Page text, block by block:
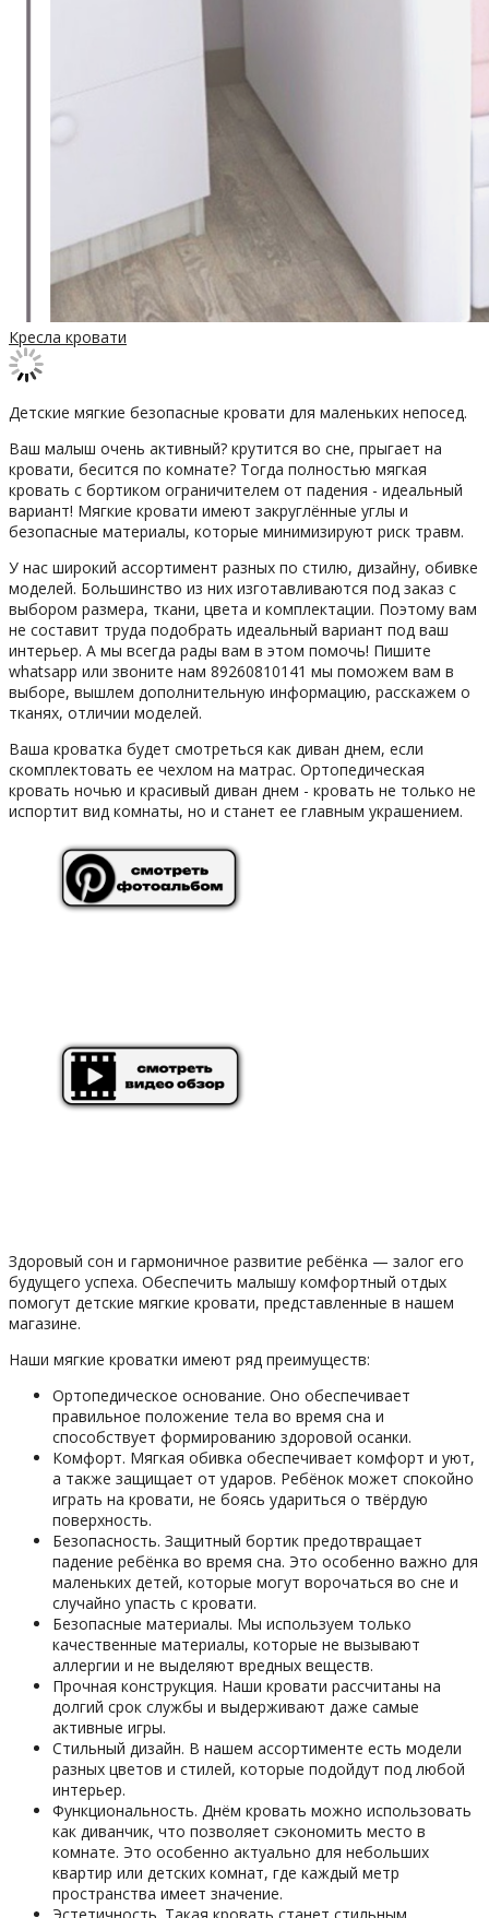
Кресла кровати
Детские мягкие безопасные кровати для маленьких непосед.
Ваш малыш очень активный? крутится во сне, прыгает на
кровати, бесится по комнате? Тогда полностью мягкая
кровать с бортиком ограничителем от падения - идеальный
вариант! Мягкие кровати имеют закруглённые углы и
безопасные материалы, которые минимизируют риск травм.
У нас широкий ассортимент разных по стилю, дизайну, обивке
моделей. Большинство из них изготавливаются под заказ с
выбором размера, ткани, цвета и комплектации. Поэтому вам
не составит труда подобрать идеальный вариант под ваш
интерьер. А мы всегда рады вам в этом помочь! Пишите
whatsapp или звоните нам 89260810141 мы поможем вам в
выборе, вышлем дополнительную информацию, расскажем о
тканях, отличии моделей.
Ваша кроватка будет смотреться как диван днем, если
скомплектовать ее чехлом на матрас. Ортопедическая
кровать ночью и красивый диван днем - кровать не только не
испортит вид комнаты, но и станет ее главным украшением.
Здоровый сон и гармоничное развитие ребёнка — залог его
будущего успеха. Обеспечить малышу комфортный отдых
помогут детские мягкие кровати, представленные в нашем
магазине.
Наши мягкие кроватки имеют ряд преимуществ:
Ортопедическое основание. Оно обеспечивает
правильное положение тела во время сна и
способствует формированию здоровой осанки.
Комфорт. Мягкая обивка обеспечивает комфорт и уют,
а также защищает от ударов. Ребёнок может спокойно
играть на кровати, не боясь удариться о твёрдую
поверхность.
Безопасность. Защитный бортик предотвращает
падение ребёнка во время сна. Это особенно важно для
маленьких детей, которые могут ворочаться во сне и
случайно упасть с кровати.
Безопасные материалы. Мы используем только
качественные материалы, которые не вызывают
аллергии и не выделяют вредных веществ.
Прочная конструкция. Наши кровати рассчитаны на
долгий срок службы и выдерживают даже самые
активные игры.
Стильный дизайн. В нашем ассортименте есть модели
разных цветов и стилей, которые подойдут под любой
интерьер.
Функциональность. Днём кровать можно использовать
как диванчик, что позволяет сэкономить место в
комнате. Это особенно актуально для небольших
квартир или детских комнат, где каждый метр
пространства имеет значение.
Эстетичность. Такая кровать станет стильным